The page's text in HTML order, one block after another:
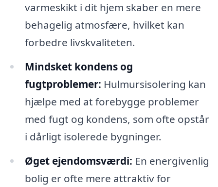
varmeskikt i dit hjem skaber en mere
behagelig atmosfære, hvilket kan
forbedre livskvaliteten.
Mindsket kondens og
fugtproblemer: Hulmursisolering kan
hjælpe med at forebygge problemer
med fugt og kondens, som ofte opstår
i dårligt isolerede bygninger.
Øget ejendomsværdi: En energivenlig
bolig er ofte mere attraktiv for